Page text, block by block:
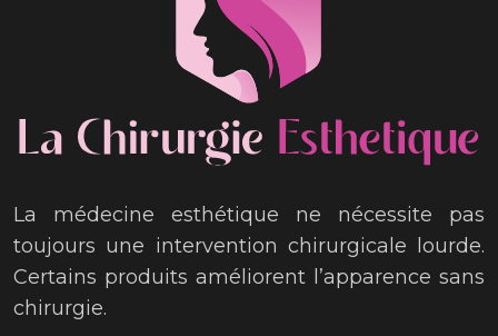
La médecine esthétique ne nécessite pas
toujours une intervention chirurgicale lourde.
Certains produits améliorent l’apparence sans
chirurgie.